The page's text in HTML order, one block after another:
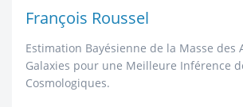
François Roussel
Estimation Bayésienne de la Masse des
Galaxies pour une Meilleure Inférence
Cosmologiques.